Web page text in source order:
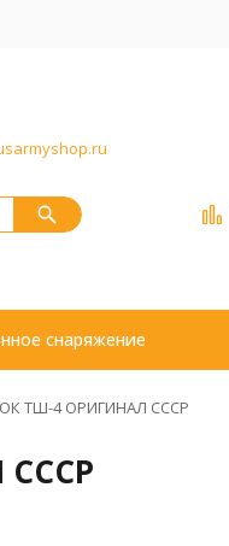
снаряжение
ТШ-4 ОРИГИНАЛ СССР